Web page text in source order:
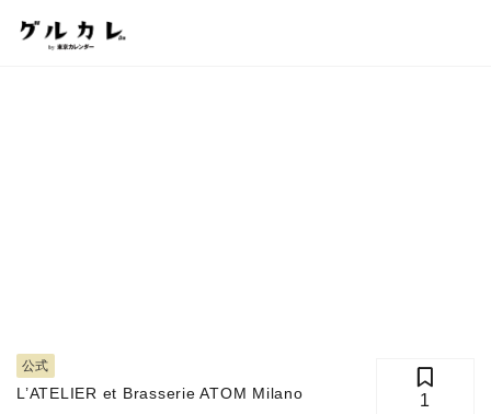
公式
L’ATELIER et Brasserie ATOM Milano 1